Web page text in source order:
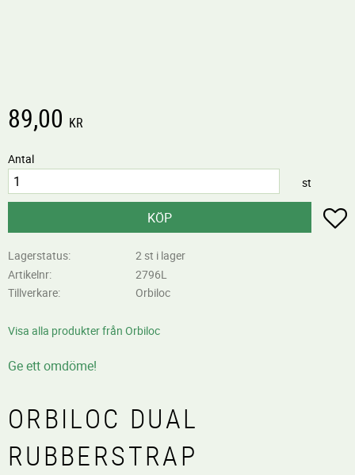
89,00 KR
Antal
st
KÖP
Lagerstatus
2 st i lager
Artikelnr
2796L
Tillverkare
Orbiloc
Visa alla produkter från Orbiloc
Ge ett omdöme!
ORBILOC DUAL
RUBBERSTRAP